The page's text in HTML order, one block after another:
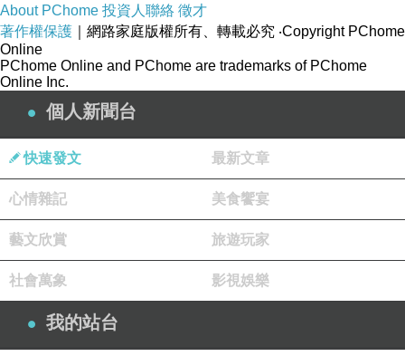
About PChome 投資人聯絡 徵才
著作權保護 ｜網路家庭版權所有、轉載必究 ‧Copyright PChome
Online
PChome Online and PChome are trademarks of PChome
Online Inc.
個人新聞台
快速發文 最新文章
心情雜記 美食饗宴
藝文欣賞 旅遊玩家
社會萬象 影視娛樂
我的站台